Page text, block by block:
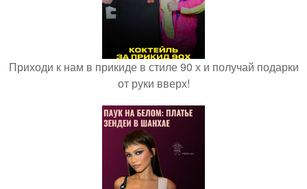
Приходи к нам в прикиде в стиле 90 х и получай подарки
от руки вверх!